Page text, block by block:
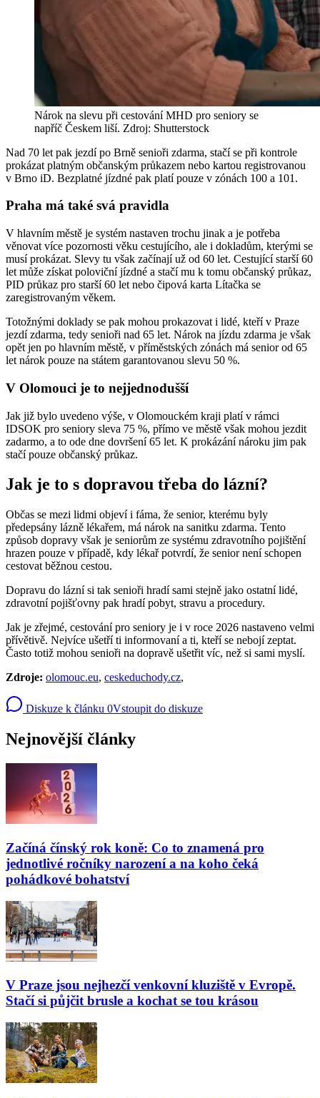
Nárok na slevu při cestování MHD pro seniory se
napříč Českem liší. Zdroj: Shutterstock
Nad 70 let pak jezdí po Brně senioři zdarma, stačí se při kontrole
prokázat platným občanským průkazem nebo kartou registrovanou
v Brno iD. Bezplatné jízdné pak platí pouze v zónách 100 a 101.
Praha má také svá pravidla
V hlavním městě je systém nastaven trochu jinak a je potřeba
věnovat více pozornosti věku cestujícího, ale i dokladům, kterými se
musí prokázat. Slevy tu však začínají už od 60 let. Cestující starší 60
let může získat poloviční jízdné a stačí mu k tomu občanský průkaz,
PID průkaz pro starší 60 let nebo čipová karta Lítačka se
zaregistrovaným věkem.
Totožnými doklady se pak mohou prokazovat i lidé, kteří v Praze
jezdí zdarma, tedy senioři nad 65 let. Nárok na jízdu zdarma je však
opět jen po hlavním městě, v příměstských zónách má senior od 65
let nárok pouze na státem garantovanou slevu 50 %.
V Olomouci je to nejjednodušší
Jak již bylo uvedeno výše, v Olomouckém kraji platí v rámci
IDSOK pro seniory sleva 75 %, přímo ve městě však mohou jezdit
zadarmo, a to ode dne dovršení 65 let. K prokázání nároku jim pak
stačí pouze občanský průkaz.
Jak je to s dopravou třeba do lázní?
Občas se mezi lidmi objeví i fáma, že senior, kterému byly
předepsány lázně lékařem, má nárok na sanitku zdarma. Tento
způsob dopravy však je seniorům ze systému zdravotního pojištění
hrazen pouze v případě, kdy lékař potvrdí, že senior není schopen
cestovat běžnou cestou.
Dopravu do lázní si tak senioři hradí sami stejně jako ostatní lidé,
zdravotní pojišťovny pak hradí pobyt, stravu a procedury.
Jak je zřejmé, cestování pro seniory je i v roce 2026 nastaveno velmi
přívětivě. Nejvíce ušetří ti informovaní a ti, kteří se nebojí zeptat.
Často totiž mohou senioři na dopravě ušetřit víc, než si sami myslí.
Zdroje: olomouc.eu, ceskeduchody.cz,
Diskuze k článku 0Vstoupit do diskuze
Nejnovější články
Začíná čínský rok koně: Co to znamená pro
jednotlivé ročníky narození a na koho čeká
pohádkové bohatství
V Praze jsou nejhezčí venkovní kluziště v Evropě.
Stačí si půjčit brusle a kochat se tou krásou